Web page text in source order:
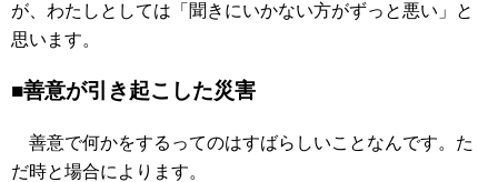
が、わたしとしては「聞きにいかない方がずっと悪い」と
思います。
■善意が引き起こした災害
善意で何かをするってのはすばらしいことなんです。た
だ時と場合によります。